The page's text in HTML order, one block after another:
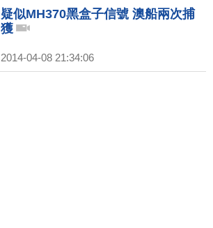
疑似MH370黑盒子信號 澳船兩次捕
獲
2014-04-08 21:34:06